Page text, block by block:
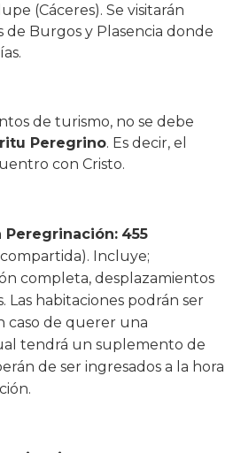
(Cáceres). Se visitarán
de Burgos y Plasencia donde
de turismo, no se debe
Peregrino. Es decir, el
con Cristo.
Peregrinación: 455
Incluye;
completa, desplazamientos
Las habitaciones podrán ser
caso de querer una
tendrá un suplemento de
de ser ingresados a la hora